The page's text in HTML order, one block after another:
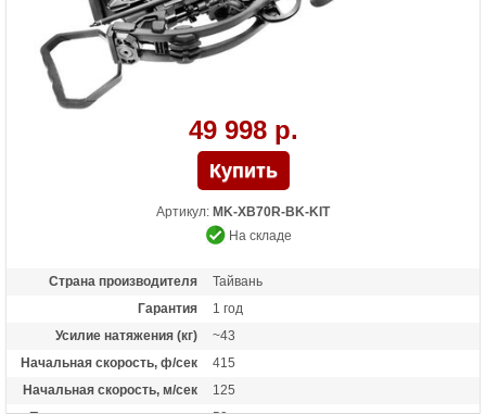
Особенности
Конструкция булл-пап, автоматический
предохранитель, защита от холостого
выстрела, виброгасители, во взведенном
49 998 р.
Артикул: MK-XB70R-BK-KIT
На складе
Страна производителя
Тайвань
Гарантия
1 год
Усилие натяжения (кг)
~43
Начальная скорость, ф/сек
415
Начальная скорость, м/сек
125